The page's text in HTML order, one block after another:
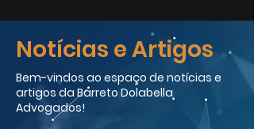
Notícias e Artigos
Bem-vindos ao espaço de notícias e
artigos da Barreto Dolabella
Advogados!